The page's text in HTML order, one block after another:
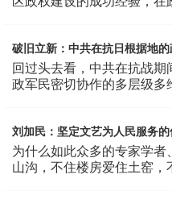
破旧立新：中共在抗日根据地
回过头去看，中共在抗战
政军民密切协作的多层级多
刘加民：坚定文艺为人民服务的
为什么如此众多的专家学
山沟，不住楼房爱住土窑，